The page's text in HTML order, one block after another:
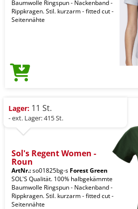
Baumwolle Ringspun - Nackenband -
Rippkragen. Stil. kurzarm - fitted cut -
Seitennähte
Lager: 11 St.
- ext. Lager: 415 St.
Sol's Regent Women -
Roun
ArtNr.:so01825bg-s Forest Green
SOL'S Qualität. 100% halbgekämmte
Baumwolle Ringspun - Nackenband -
Rippkragen. Stil. kurzarm - fitted cut -
Seitennähte